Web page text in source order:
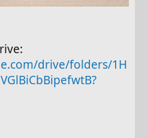
drive/folders/1H